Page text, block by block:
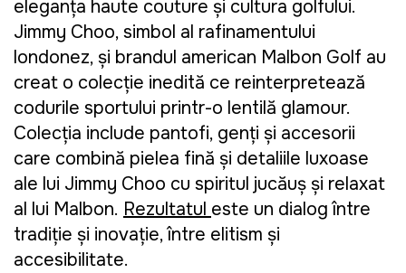
eleganța haute couture și cultura golfului.
Jimmy Choo, simbol al rafinamentului
londonez, și brandul american Malbon Golf au
creat o colecție inedită ce reinterpretează
codurile sportului printr-o lentilă glamour.
Colecția include pantofi, genți și accesorii
care combină pielea fină și detaliile luxoase
ale lui Jimmy Choo cu spiritul jucăuș și relaxat
al lui Malbon. Rezultatul este un dialog între
tradiție și inovație, între elitism și
accesibilitate.